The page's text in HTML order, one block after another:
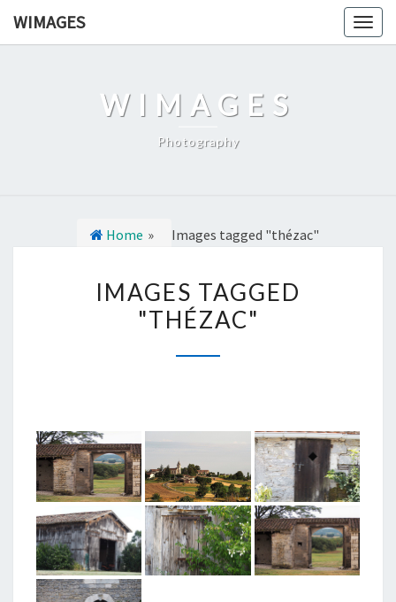
GaWIMAGES
WIMAGES
Photography
Home » Images tagged "thézac"
M
A
G
G
E
D
"
IMAGES TAGGED
"THÉZAC"